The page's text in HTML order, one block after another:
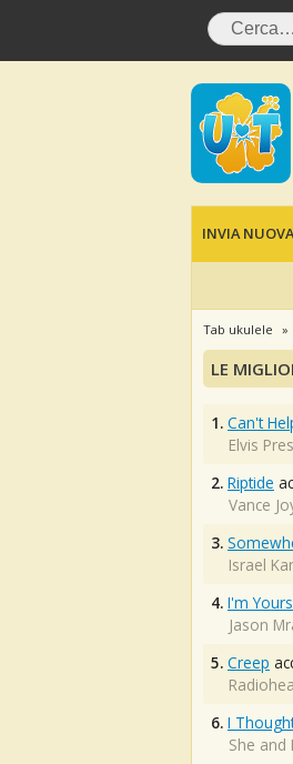
INVIA
Tab ukulele
LE
1. Can't
Elvis
2. Riptide
Vance
3.
Israel
4. I'm Yours
Jason
5. Creep
6. I
She and